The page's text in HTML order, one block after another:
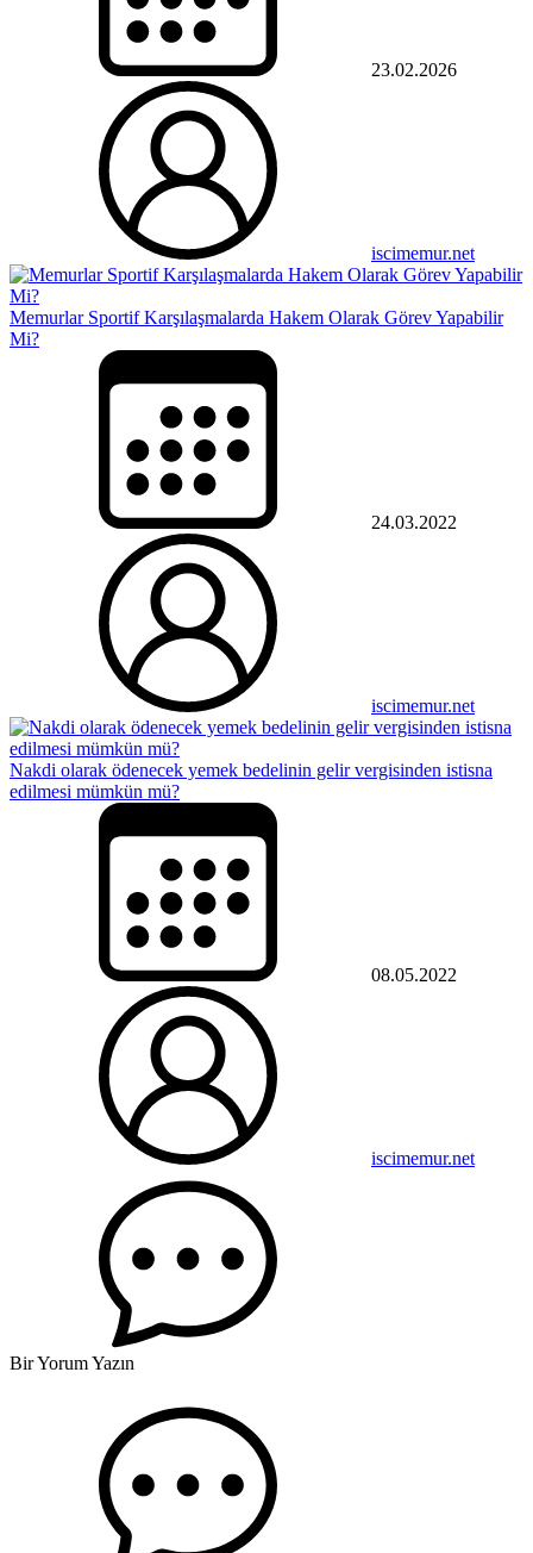
23.02.2026
iscimemur.net
Memurlar Sportif Karşılaşmalarda Hakem Olarak Görev Yapabilir
Mi?
24.03.2022
iscimemur.net
Nakdi olarak ödenecek yemek bedelinin gelir vergisinden istisna
edilmesi mümkün mü?
08.05.2022
iscimemur.net
Bir Yorum Yazın